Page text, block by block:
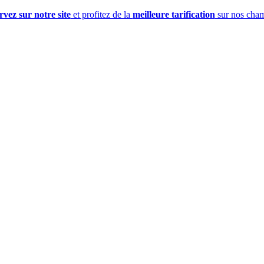
sur notre siteet profitez de la meilleure tarification sur nos